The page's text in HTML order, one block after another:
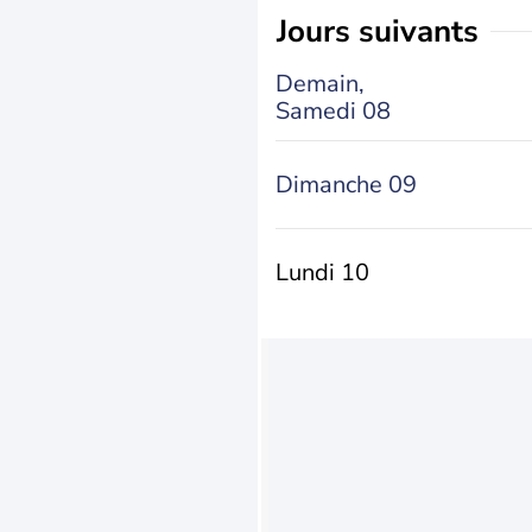
jours suivants
Demain,
Samedi 08
Dimanche 09
Lundi 10